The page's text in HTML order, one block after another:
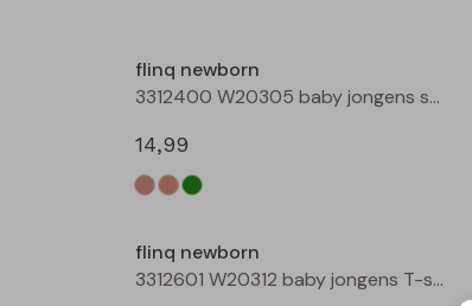
flinq newborn
3312400 W20305 baby jongens sweater Ecru melee
14,99
flinq newborn
3312601 W20312 baby jongens T-shirt lm Taupe